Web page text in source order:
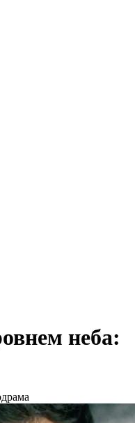
неба: